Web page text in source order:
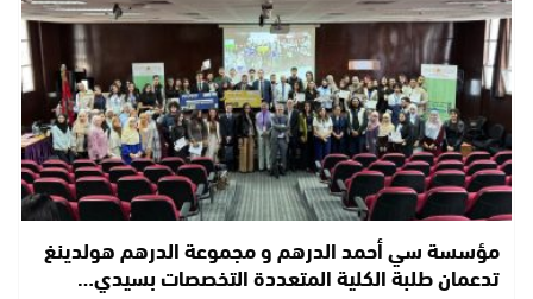
مؤسسة سي أحمد الدرهم و مجموعة الدرهم هولدينغ
تدعمان طلبة الكلية المتعددة التخصصات بسيدي…